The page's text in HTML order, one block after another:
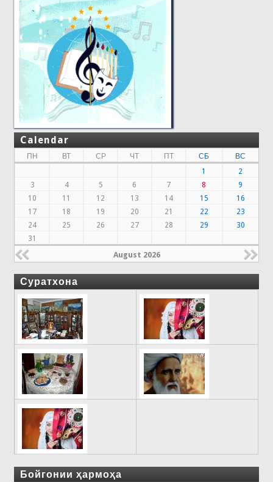
Calendar
ПН ВТ СР ЧТ ПТ СБ
ВС
1
2
3
4 5 6 7 8
9
10
11 12 13 14 15
16
17
18 19 20 21 22
23
24
25 26 27 28 29
30
31
August 2026
Суратхона
Бойгонии ҳармоҳа